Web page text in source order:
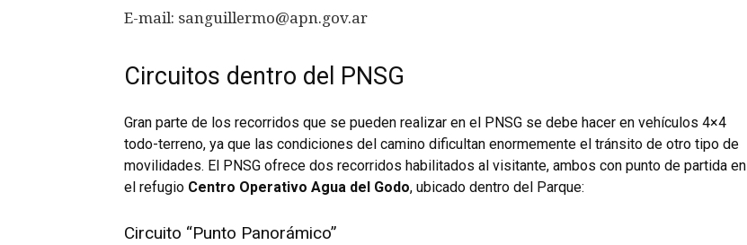
E-mail: sanguillermo@apn.gov.ar
Circuitos dentro del PNSG
Gran parte de los recorridos que se pueden realizar en el PNSG se debe hacer en vehículos 4×4
todo-terreno, ya que las condiciones del camino dificultan enormemente el tránsito de otro tipo de
movilidades. El PNSG ofrece dos recorridos habilitados al visitante, ambos con punto de partida en
el refugio Centro Operativo Agua del Godo, ubicado dentro del Parque:
Circuito “Punto Panorámico”